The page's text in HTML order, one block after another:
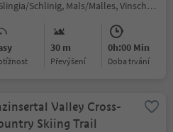
Slingia/Schlinig, Mals/Malles, Vinschgau/Val Venosta
30 m
Převýšení
0h:00 Min
doba trvání
Valley Cross-
Skiing Trail